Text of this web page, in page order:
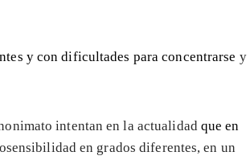
y con dificultades para concentrarse y
intentan en la actualidad que en
en grados diferentes, en un